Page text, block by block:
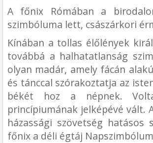
A főnix Rómában a
szimbóluma lett, császárkori
Kínában a tollas élőlények
továbbá a halhatatlanság
olyan madár, amely fácán
és tánccal szórakoztatja az
békét hoz a népnek.
princípiumának jelképévé vált.
házassági szövetség hatásos
főnix a déli égtáj